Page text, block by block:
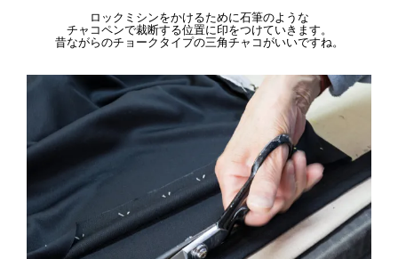
ロックミシンをかけるために石筆のような
チャコペンで裁断する位置に印をつけていきます。
昔ながらのチョークタイプの三角チャコがいいですね。